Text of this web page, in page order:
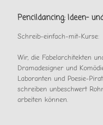
noch
Pencildancing: Ideen-
Schreib-einfach-mit-Kurse:
Wir, die Fabelarchitekten
Dramadesigner und
Laboranten und Poesie-
schreiben unbeschwert
arbeiten können.